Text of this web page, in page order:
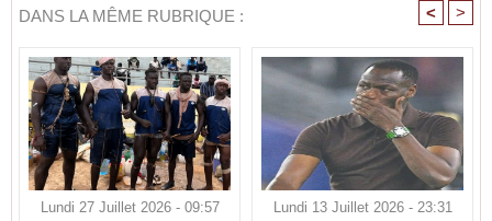
DANS LA MÊME RUBRIQUE : < >
Lundi 27 Juillet 2026 - 09:57 Lundi 13 Juillet 2026 - 23:31